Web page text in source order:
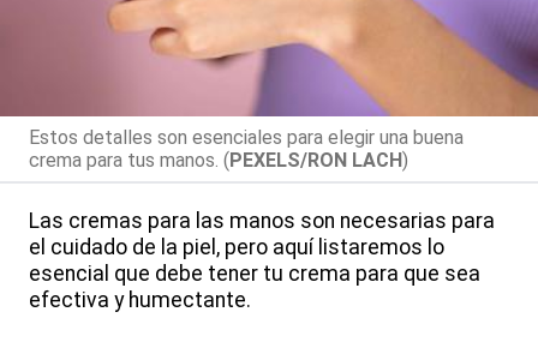
Estos detalles son esenciales para elegir una buena
crema para tus manos. (PEXELS/RON LACH)
Las cremas para las manos son necesarias para
el cuidado de la piel, pero aquí listaremos lo
esencial que debe tener tu crema para que sea
efectiva y humectante.